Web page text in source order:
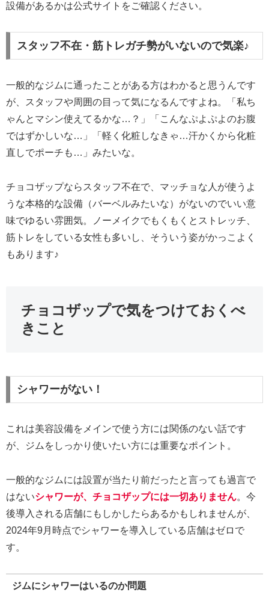
設備があるかは公式サイトをご確認ください。
スタッフ不在・筋トレガチ勢がいないので気楽♪
一般的なジムに通ったことがある方はわかると思うんです
が、スタッフや周囲の目って気になるんですよね。「私ち
ゃんとマシン使えてるかな…？」「こんなぷよぷよのお腹
ではずかしいな…」「軽く化粧しなきゃ…汗かくから化粧
直しでポーチも…」みたいな。
チョコザップならスタッフ不在で、マッチョな人が使うよ
うな本格的な設備（バーベルみたいな）がないのでいい意
味でゆるい雰囲気。ノーメイクでもくもくとストレッチ、
筋トレをしている女性も多いし、そういう姿がかっこよく
もあります♪
チョコザップで気をつけておくべ
きこと
シャワーがない！
これは美容設備をメインで使う方には関係のない話です
が、ジムをしっかり使いたい方には重要なポイント。
一般的なジムには設置が当たり前だったと言っても過言で
はないシャワーが、チョコザップには一切ありません。今
後導入される店舗にもしかしたらあるかもしれませんが、
2024年9月時点でシャワーを導入している店舗はゼロで
す。
ジムにシャワーはいるのか問題